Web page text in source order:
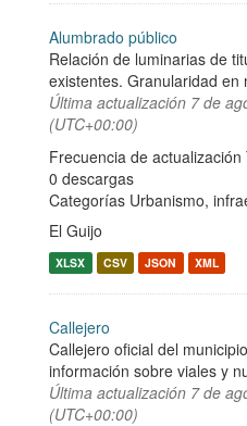
Alumbrado público
Relación de luminarias de
existentes. Granularidad en
Última actualización 7 de
(UTC+00:00)
Frecuencia de actualización
0 descargas
Categorías Urbanismo,
El Guijo
XLSX CSV JSON XML
Callejero
Callejero oficial del
información sobre viales y
Última actualización 7 de
(UTC+00:00)